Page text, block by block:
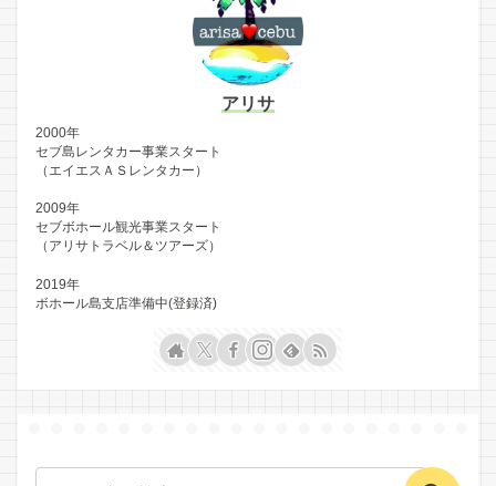
アリサ
2000年
セブ島レンタカー事業スタート
（エイエスＡＳレンタカー）
2009年
セブボホール観光事業スタート
（アリサトラベル＆ツアーズ）
2019年
ボホール島支店準備中(登録済)